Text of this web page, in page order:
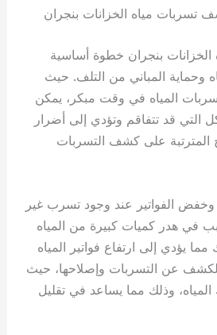
تسربات مياه الخزانات بنجران
بنجران خطوة أساسية
وحماية المباني من التلف. حيث
المياه في وقت مبكر، يمكن
التي قد تتفاقم وتؤدي إلى أضرار
المترتبة على كشف التسربات
وخفض الفواتير عند وجود تسرب غير
في هدر كميات كبيرة من المياه
يؤدي إلى ارتفاع فواتير المياه
عن التسربات وإصلاحها، حيث
وذلك مما يساعد في تقليل